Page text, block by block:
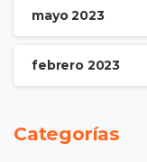
mayo 2023
febrero 2023
Categorías